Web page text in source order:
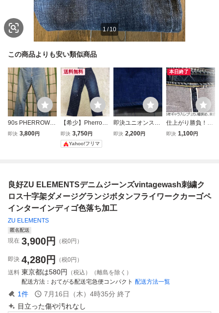
1/10
この商品よりも安い類似商品
90s PHERROWS
フェローズ初期ジ
即決 3,800円
送料無料
【希少】Pherro
w's フェローズ 匠
デニムワークパン
ツ ペインターパン
即決 3,750円
Yahoo!フリマ
即決ユニオンスペ
シャル/チェーンス
即決 2,200円
本日終了
仕上がり勝負！マ
ニア仕上げチェー
即決 1,100円
良好ZU ELEMENTSデニムジーンズvintagewash刺繍ク
ロス十字架ダメージグランジボタンフライワークカーゴペ
インターインディゴ色落ち加工
ZU ELEMENTS
匿名配送
現在 3,900円 （税0円）
即決 4,280円
（税0円）
送料 東京都は580円
（税込）（離島を除く）
配送方法
おてがる配送宅急便コンパクト 配送方法一覧
1件 7月16日（木）4時35分 終了
目立った傷や汚れなし